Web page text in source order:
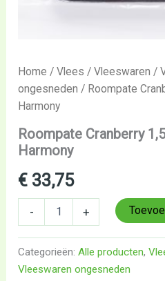
Home /Vlees /Vleeswaren /
ongesneden / Roompate
Harmony
Roompate Cranberry
Harmony
€ 33,75
- +
Categorieën:Alle producten,
Vleeswaren ongesneden